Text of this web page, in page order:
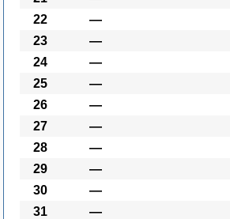
22
―
23
―
24
―
25
―
26
―
27
―
28
―
29
―
30
―
31
―